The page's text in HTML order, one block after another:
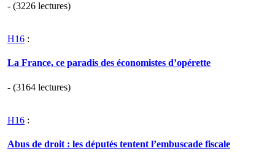
- (3226 lectures)
H16 :
La France, ce paradis des économistes d’opérette
- (3164 lectures)
H16 :
Abus de droit : les députés tentent l’embuscade fiscale